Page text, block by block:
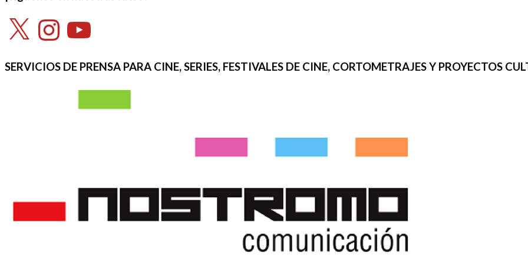
X InstagramYouTube
SERVICIOS DE PRENSA PARA CINE, SERIES, FESTIVALES DE CINE, CORTOMETRAJES Y PROYECTOS